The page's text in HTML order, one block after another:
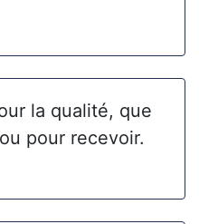
la qualité, que
pour recevoir.